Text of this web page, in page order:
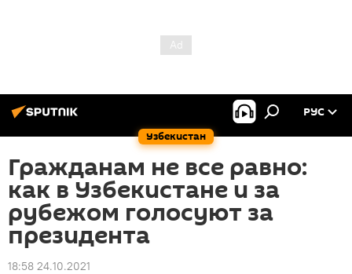
Узбекистан
РУС
Гражданам не все равно:
как в Узбекистане и за
рубежом голосуют за
президента
18:58 24.10.2021